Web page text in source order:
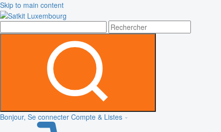
Skip to main content
Bonjour, Se connecter Compte & Listes